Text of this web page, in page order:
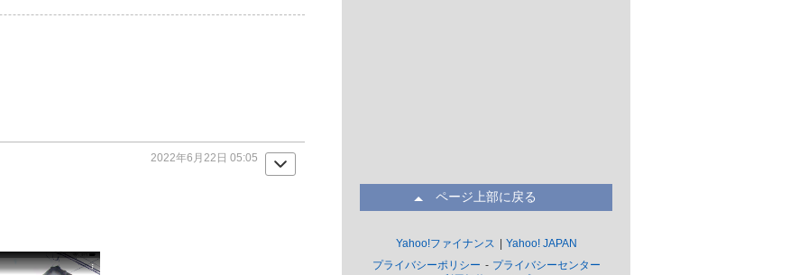
2022年6月22日 05:05
ページ上部に戻る
Yahoo!ファイナンス
Yahoo! JAPAN
プライバシーポリシー
プライバシーセンター